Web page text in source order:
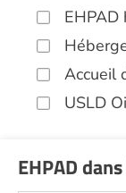
EHPAD
Accueil
USLD
EHPAD